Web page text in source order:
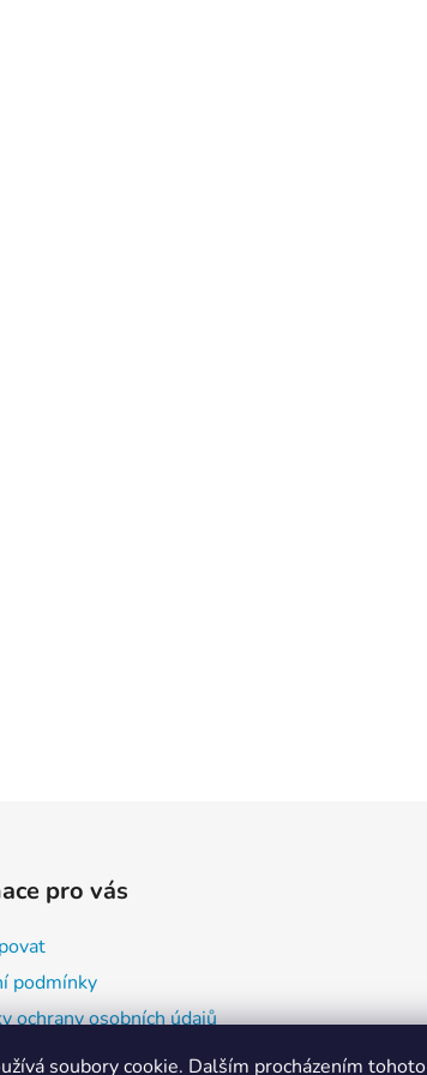
soubory cookie. Dalším procházením tohoto
pro vás
podmínky
ochrany osobních údajů